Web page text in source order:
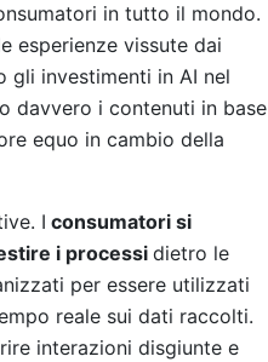
in tutto il mondo.
esperienze vissute dai
gli investimenti in AI nel
davvero i contenuti in base
equo in cambio della
I consumatori si
i processi dietro le
per essere utilizzati
reale sui dati raccolti.
interazioni disgiunte e